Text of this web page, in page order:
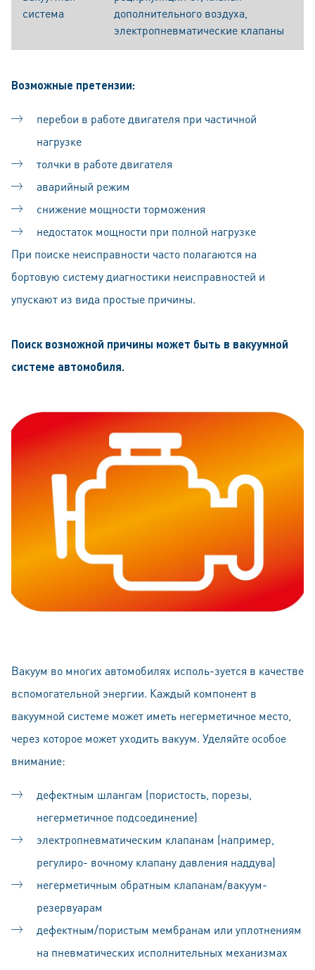
система
дополнительного воздуха,
электропневматические клапаны
Возможные претензии:
перебои в работе двигателя при частичной
нагрузке
толчки в работе двигателя
аварийный режим
снижение мощности торможения
недостаток мощности при полной нагрузке
При поиске неисправности часто полагаются на
бортовую систему диагностики неисправностей и
упускают из вида простые причины.
Поиск возможной причины может быть в вакуумной
системе автомобиля.
Вакуум во многих автомобилях исполь-зуется в качестве
вспомогательной энергии. Каждый компонент в
вакуумной системе может иметь негерметичное место,
через которое может уходить вакуум. Уделяйте особое
внимание:
дефектным шлангам (пористость, порезы,
негерметичное подсоединение)
электропневматическим клапанам (например,
регулиро- вочному клапану давления наддува)
негерметичным обратным клапанам/вакуум-
резервуарам
дефектным/пористым мембранам или уплотнениям
на пневматических исполнительных механизмах